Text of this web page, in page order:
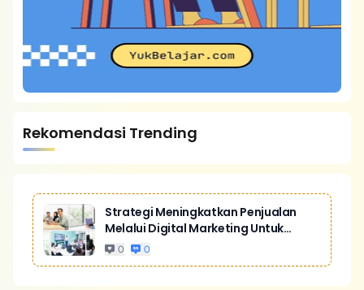
Rekomendasi Trending
Strategi Meningkatkan Penjualan
Melalui Digital Marketing Untuk
Bisnis Yang Lebih Kompetitif
0 0